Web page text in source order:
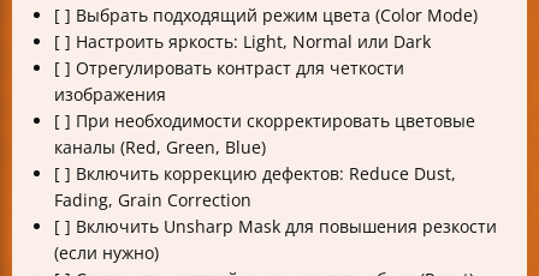
[ ] Выбрать подходящий режим цвета (Color Mode)
[ ] Настроить яркость: Light, Normal или Dark
[ ] Отрегулировать контраст для четкости
изображения
[ ] При необходимости скорректировать цветовые
каналы (Red, Green, Blue)
[ ] Включить коррекцию дефектов: Reduce Dust,
Fading, Grain Correction
[ ] Включить Unsharp Mask для повышения резкости
(если нужно)